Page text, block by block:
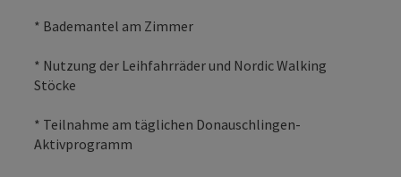
* Bademantel am Zimmer
* Nutzung der Leihfahrräder und Nordic Walking
Stöcke
* Teilnahme am täglichen Donauschlingen-
Aktivprogramm